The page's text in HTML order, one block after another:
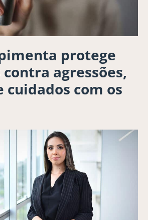
protege
agressões,
cuidados com os